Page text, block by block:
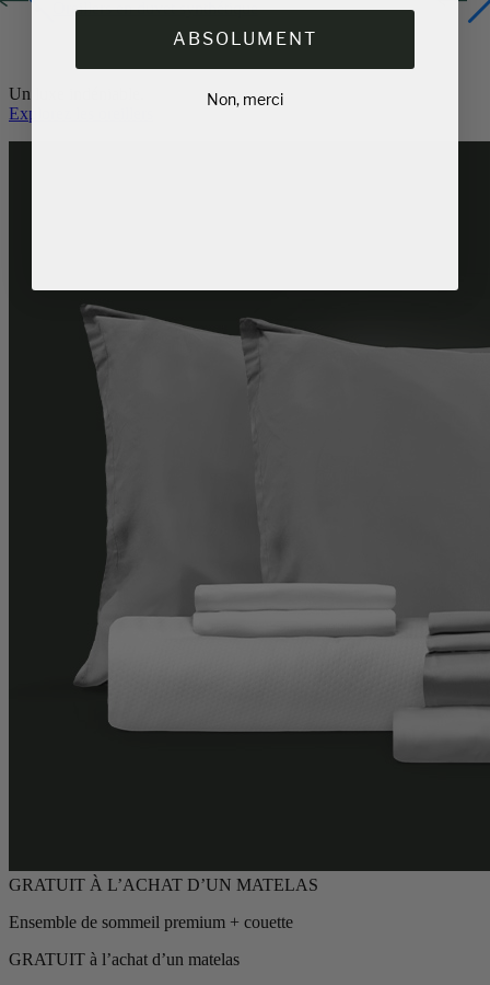
Oreillers en duvet synthétique
Un luxe indéniable.
Explorez les oreillers
Ensemble de sommeil premium + couette
GRATUIT à l’achat d’un matelas
ABSOLUMENT
Non, merci